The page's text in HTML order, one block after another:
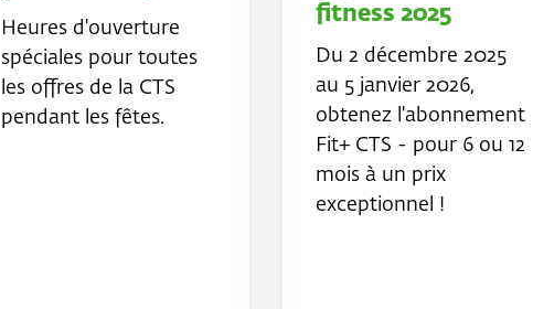
Heures d'ouverture
spéciales pour toutes
les offres de la CTS
pendant les fêtes.
fitness 2025
Du 2 décembre 2025
au 5 janvier 2026,
obtenez l'abonnement
Fit+ CTS - pour 6 ou 12
mois à un prix
exceptionnel !